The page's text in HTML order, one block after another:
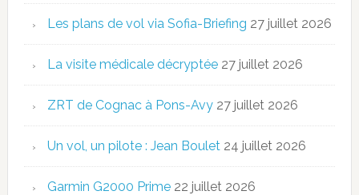
Les plans de vol via Sofia-Briefing 27 juillet 2026
La visite médicale décryptée 27 juillet 2026
ZRT de Cognac à Pons-Avy 27 juillet 2026
Un vol, un pilote : Jean Boulet 24 juillet 2026
Garmin G2000 Prime 22 juillet 2026